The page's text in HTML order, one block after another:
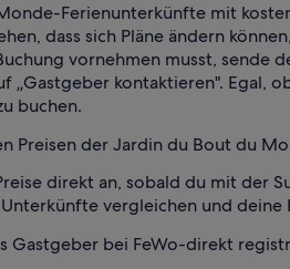
Ferienunterkünfte mit
dass sich Pläne ändern
vornehmen musst, sende
„Gastgeber kontaktieren". Egal,
buchen.
Preisen der Jardin du Bout du
direkt an, sobald du mit der
vergleichen und deine
Gastgeber bei FeWo-direkt